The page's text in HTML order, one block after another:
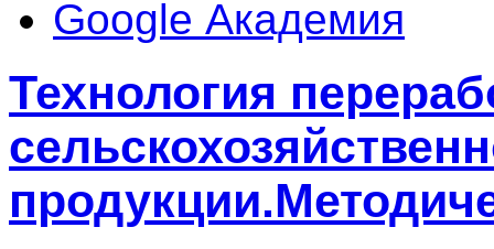
Google Академия
Технология